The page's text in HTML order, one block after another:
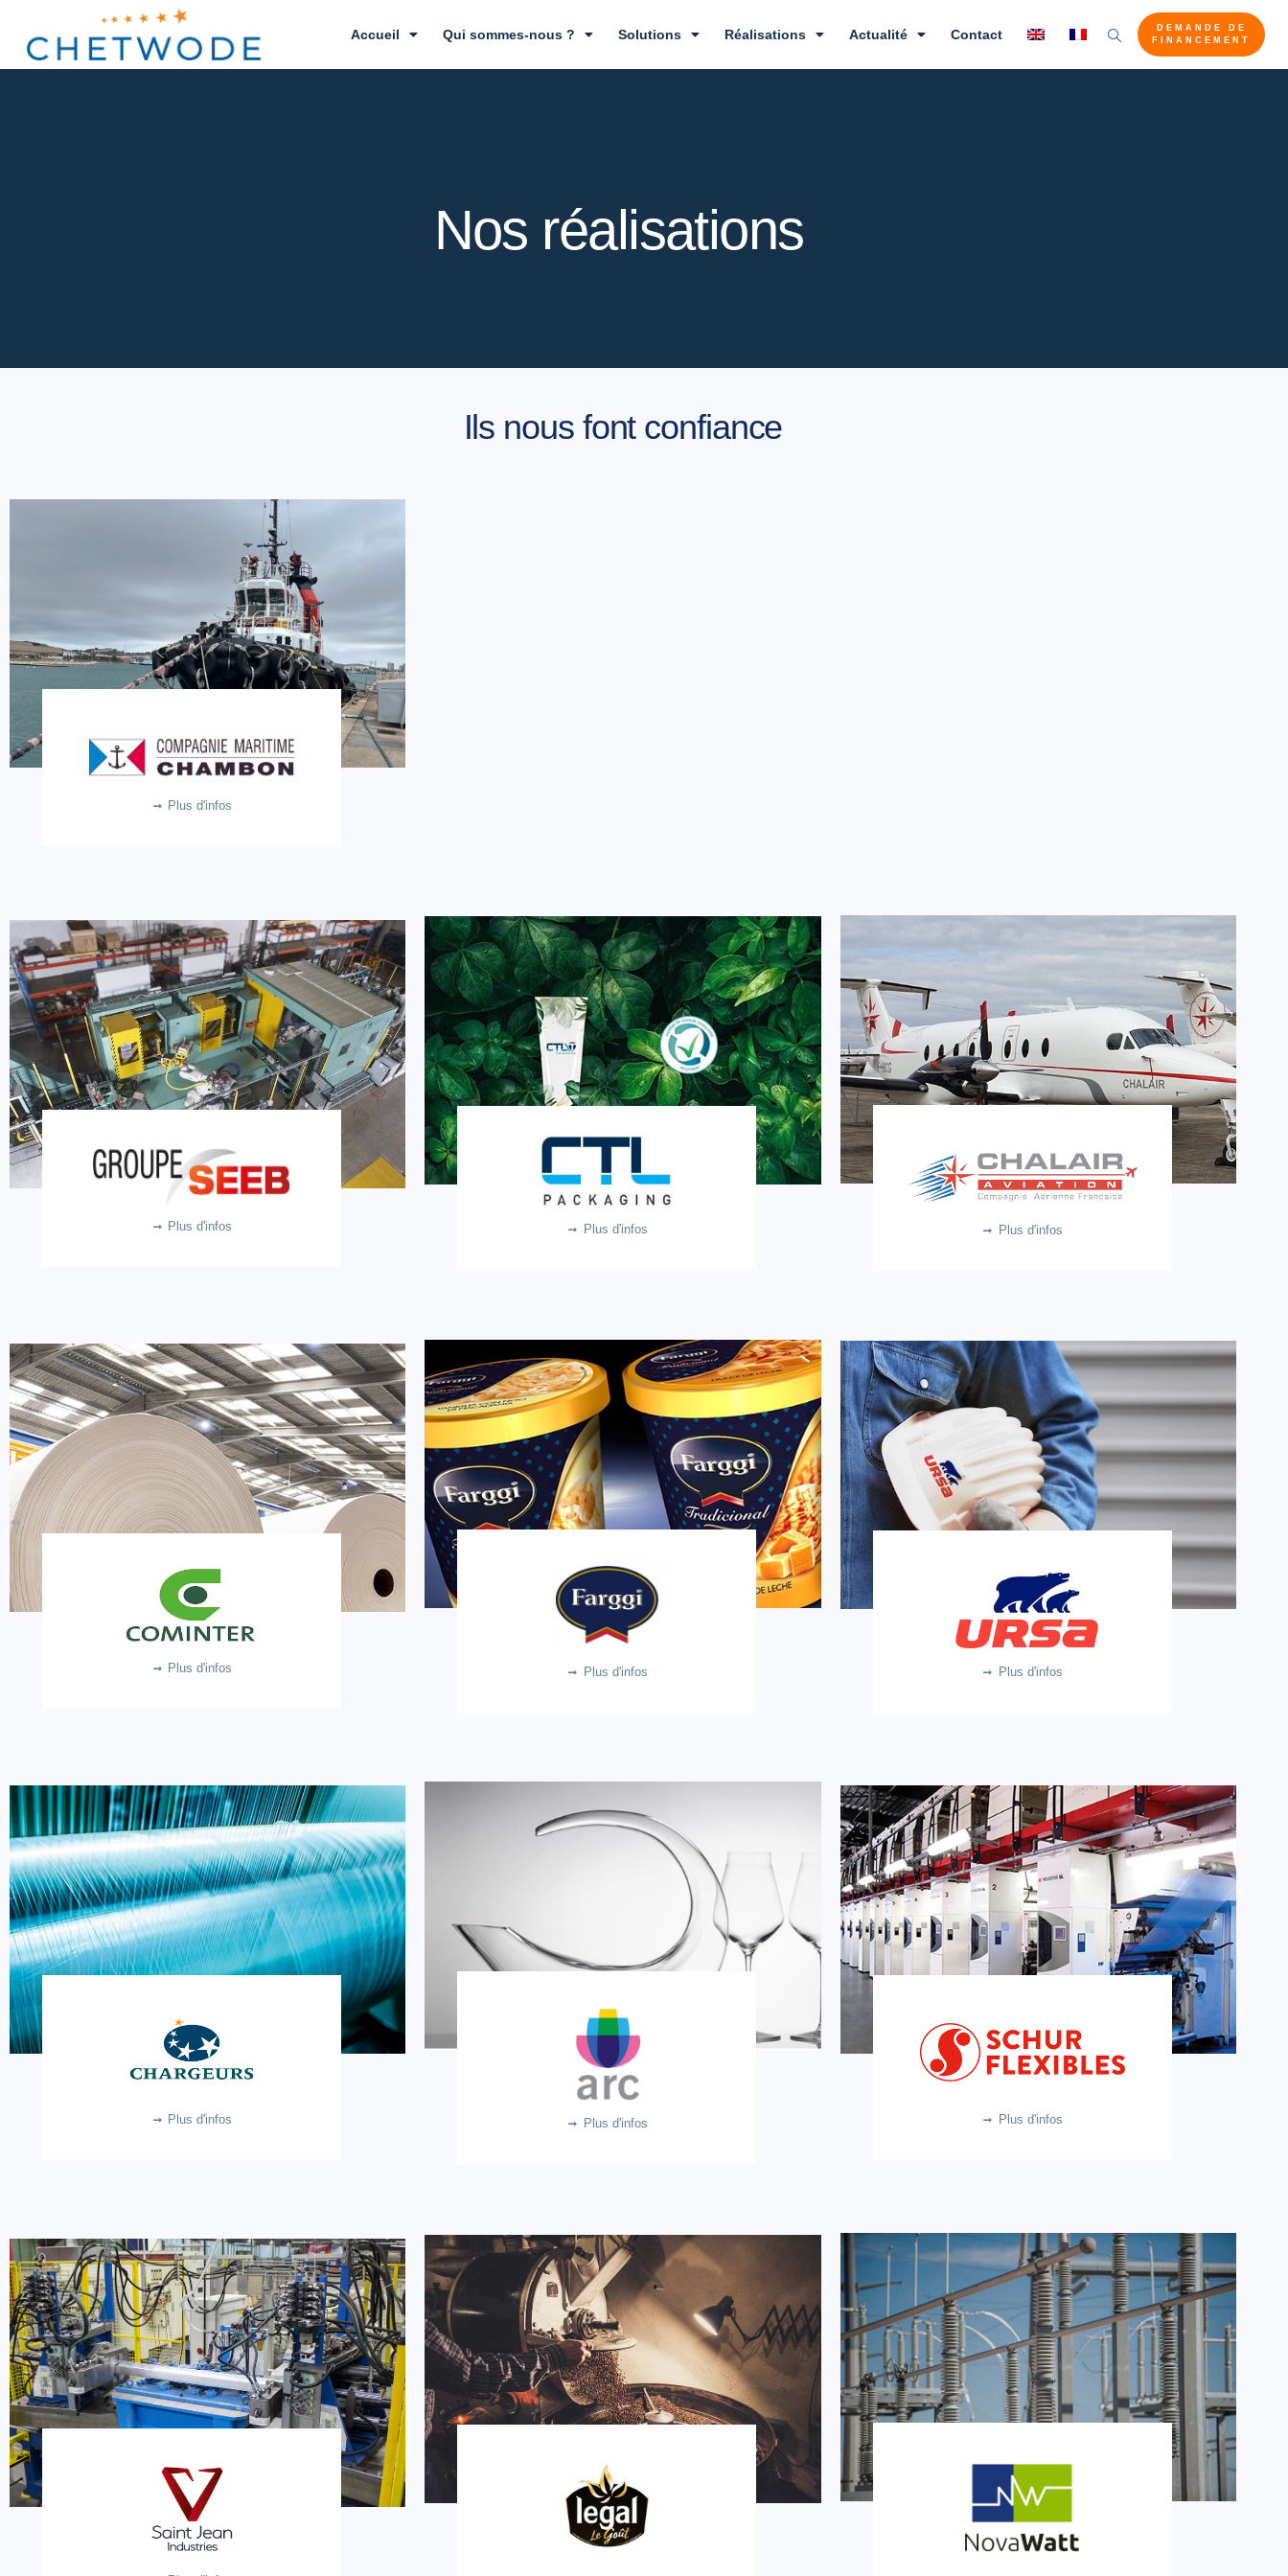
Accueil Qui sommes-nous ? Solutions Réalisations Actualité Contact
DEMANDE DE
FINANCEMENT
Nos réalisations
Ils nous font confiance
Compagnie Maritime CHAMBON
3m €
Plus d'infos
Groupe SEEB
2.3m €
Plus d'infos
CTL-TH Packaging
18.2m €
Plus d'infos
Chalair Aviation
13.7m €
Plus d'infos
COMINTER
6.3m €
Plus d'infos
LACREM-FARGGI
10.4m €
Plus d'infos
URSA
6.7m €
Plus d'infos
CHARGEURS
6.2m €
Plus d'infos
ARC INTERNATIONAL
Plus d'infos
SCHUR FLEXIBLES
3.7m €
Plus d'infos
Saint Jean Industries
15.8m €
Cafés Legal
3m €
Novawatt
4.6m €